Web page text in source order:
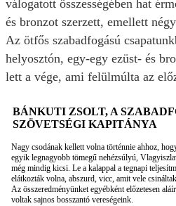
válogatott összességében hat
és bronzot szerzett, emellett
Az ötfős szabadfogású
helyosztón, egy-egy ezüst- és
lett a vége, ami felülmúlta az
Nagy csodának kellett volna történnie ahhoz,
egyik legnagyobb tömegű nehézsúlyú,
még mindig kicsi. Le a kalappal a tegnapi
elátkozták volna, abszurd, vicc, amit vele
Az összeredményünket egyébként előzetesen
voltak sajnos bosszantó vereségeink.
BÁNKUTI ZSOLT, A
SZÖVETSÉGI KAPITÁNYA